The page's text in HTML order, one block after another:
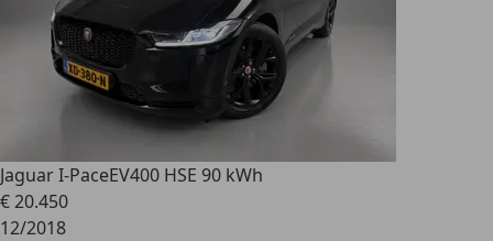
Jaguar I-PaceEV400 HSE 90 kWh
€ 20.450
12/2018